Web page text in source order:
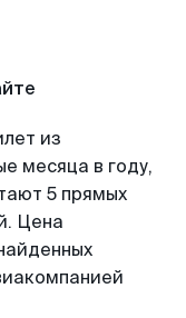
из
месяца в году,
5 прямых
Цена